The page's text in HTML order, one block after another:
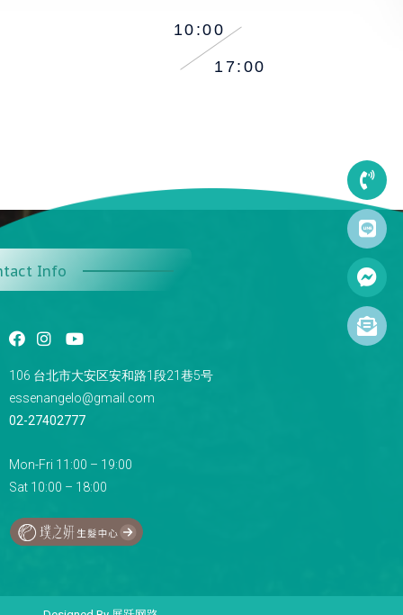
10:00
17:00
Info
106 台北市大安区安和路1段21巷5号
essenangelo@gmail.com
02-27402777
Mon-Fri 11:00 – 19:00
Sat 10:00 – 18:00